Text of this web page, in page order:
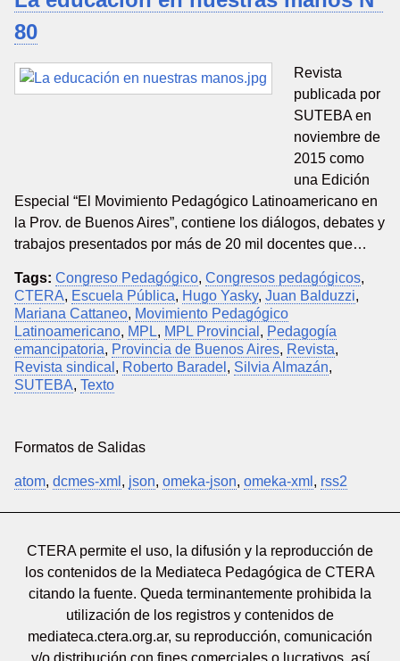
80
Revista
publicada por
SUTEBA en
noviembre de
2015 como
una Edición
Especial “El Movimiento Pedagógico Latinoamericano en
la Prov. de Buenos Aires”, contiene los diálogos, debates y
trabajos presentados por más de 20 mil docentes que…
Tags: Congreso Pedagógico, Congresos pedagógicos,
CTERA, Escuela Pública, Hugo Yasky, Juan Balduzzi,
Mariana Cattaneo, Movimiento Pedagógico
Latinoamericano, MPL, MPL Provincial , Pedagogía
emancipatoria, Provincia de Buenos Aires, Revista,
Revista sindical , Roberto Baradel , Silvia Almazán,
SUTEBA, Texto
Formatos de Salidas
atom, dcmes-xml , json, omeka-json, omeka-xml , rss2
CTERA permite el uso, la difusión y la reproducción de
los contenidos de la Mediateca Pedagógica de CTERA
citando la fuente. Queda terminantemente prohibida la
utilización de los registros y contenidos de
mediateca.ctera.org.ar, su reproducción, comunicación
y/o distribución con fines comerciales o lucrativos, así